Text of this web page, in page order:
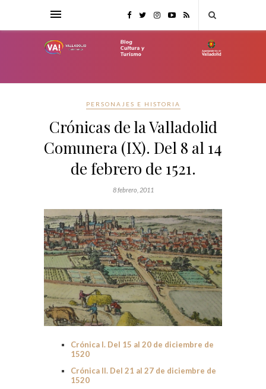
PERSONAJES E HISTORIA
Crónicas de la Valladolid
Comunera (IX). Del 8 al 14
de febrero de 1521.
8 febrero, 2011
Crónica I. Del 15 al 20 de diciembre de
1520
Crónica II. Del 21 al 27 de diciembre de
1520